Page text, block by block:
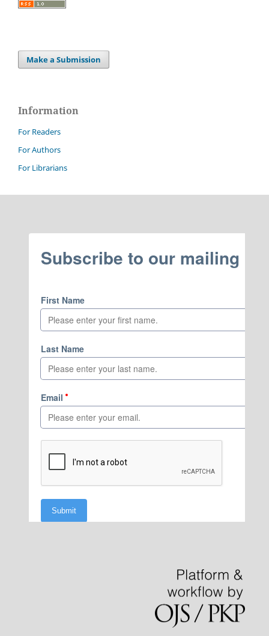
Make a Submission
Information
For Readers
For Authors
For Librarians